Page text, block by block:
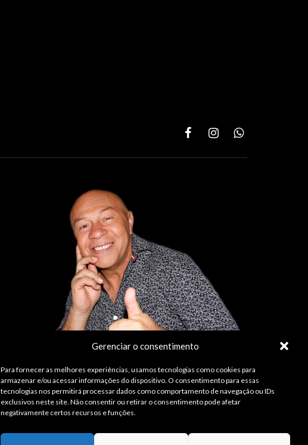
Gerenciar o consentimento
Para fornecer as melhores experiências, usamos tecnologias como cookies para
armazenar e/ou acessar informações do dispositivo. O consentimento para essas
tecnologias nos permitirá processar dados como comportamento de navegação ou IDs
exclusivos neste site. Não consentir ou retirar o consentimento pode afetar
negativamente certos recursos e funções.
FacebookInstagramWhatsApp